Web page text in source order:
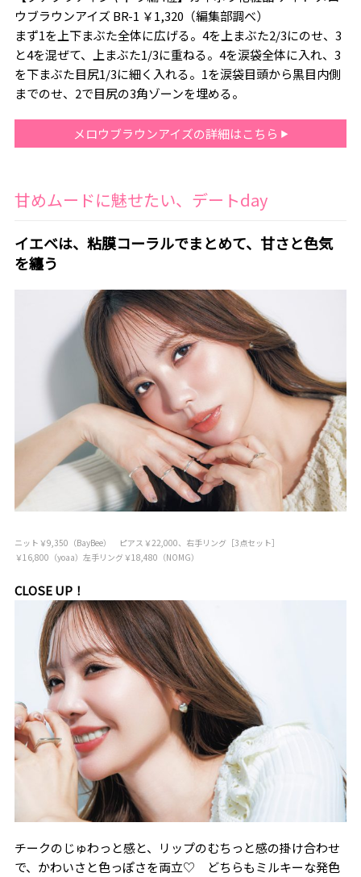
ウブラウンアイズ BR-1 ￥1,320（編集部調べ）
まず1を上下まぶた全体に広げる。4を上まぶた2/3にのせ、3
と4を混ぜて、上まぶた1/3に重ねる。4を涙袋全体に入れ、3
を下まぶた目尻1/3に細く入れる。1を涙袋目頭から黒目内側
までのせ、2で目尻の3角ゾーンを埋める。
メロウブラウンアイズの詳細はこちら
甘めムードに魅せたい、デートday
イエベは、粘膜コーラルでまとめて、甘さと色気
を纏う
ニット￥9,350（BayBee） ピアス￥22,000、右手リング［3点セット］
￥16,800（yoaa）左手リング￥18,480（NOMG）
CLOSE UP！
チークのじゅわっと感と、リップのむちっと感の掛け合わせ
で、かわいさと色っぽさを両立♡ どちらもミルキーな発色